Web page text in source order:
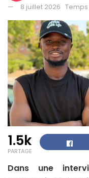
8 juillet 2026
1.5k
PARTAGE
Dans une